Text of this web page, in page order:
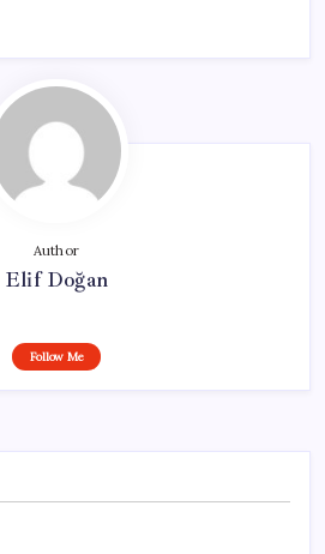
Author
Elif Doğan
Follow Me